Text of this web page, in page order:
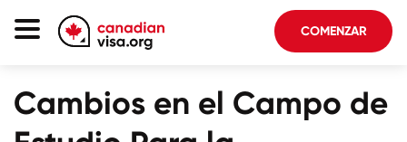
COMENZAR
Cambios en el Campo de